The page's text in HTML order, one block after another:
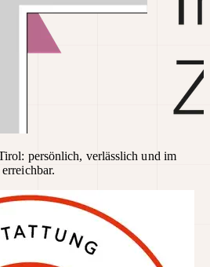
persönlich, verlässlich und im